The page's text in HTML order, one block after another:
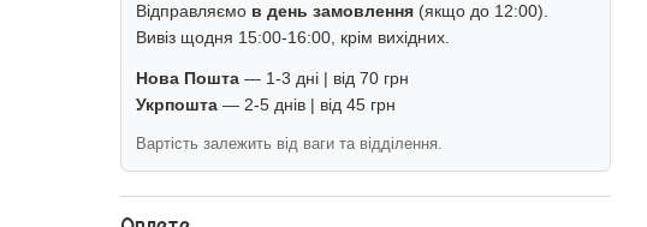
Відправляємо в день замовлення (якщо до 12:00).
Вивіз щодня 15:00-16:00, крім вихідних.
Нова Пошта — 1-3 дні | від 70 грн
Укрпошта — 2-5 днів | від 45 грн
Вартість залежить від ваги та відділення.